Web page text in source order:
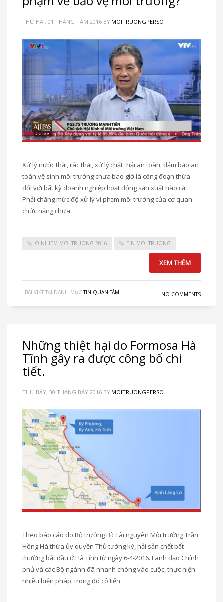
THỨ HAI, 01 THÁNG TÁM 2016 BY MOITRUONGPERSO
Xử lý nước thải, rác thải, xử lý chất thải an toàn, đảm bảo an
toàn vệ sinh môi trường chưa bao giờ là công đoạn thừa
đối với bất kỳ doanh nghiệp hoạt động sản xuất nào cả.
Phải chăng mức độ xử lý vi phạm môi trường của cơ quan
chức năng chưa
O NHIEM MOI TRUONG 2016 TIN MOI TRUONG
XEM THÊM
BÀI VIẾT TẠI DANH MỤC TIN QUAN TÂM NO COMMENTS
Những thiệt hại do Formosa Hà
Tĩnh gây ra được công bố chi
tiết.
THỨ BẢY, 30 THÁNG BẢY 2016 BY MOITRUONGPERSO
Theo báo cáo do Bộ trưởng Bộ Tài nguyên Môi trường Trần
Hồng Hà thừa ủy quyền Thủ tướng ký, hải sản chết bất
thường bắt đầu ở Hà Tĩnh từ ngày 6-4-2016. Lãnh đạo Chính
phủ và các Bộ ngành đã nhanh chóng vào cuộc, thực hiện
nhiều biện pháp, trong đó có tiến